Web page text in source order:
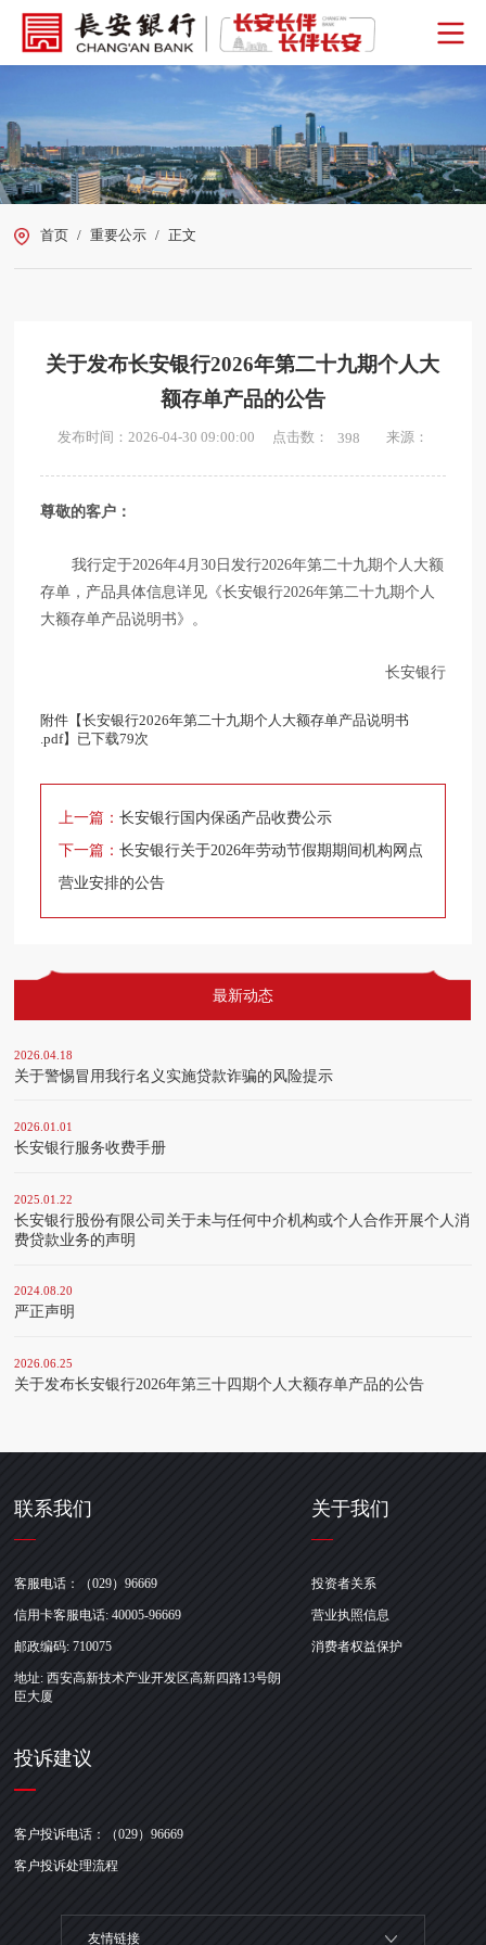
首页 / 重要公示 / 正文
关于发布长安银行2026年第二十九期个人大
额存单产品的公告
发布时间：2026-04-30 09:00:00 点击数： 398 来源：
尊敬的客户：
我行定于2026年4月30日发行2026年第二十九期个人大额
存单，产品具体信息详见《长安银行2026年第二十九期个人
大额存单产品说明书》。
长安银行
附件【长安银行2026年第二十九期个人大额存单产品说明书
.pdf】已下载79次
上一篇：长安银行国内保函产品收费公示
下一篇：长安银行关于2026年劳动节假期期间机构网点
营业安排的公告
最新动态
2026.04.18
关于警惕冒用我行名义实施贷款诈骗的风险提示
2026.01.01
长安银行服务收费手册
2025.01.22
长安银行股份有限公司关于未与任何中介机构或个人合作开展个人消
费贷款业务的声明
2024.08.20
严正声明
2026.06.25
关于发布长安银行2026年第三十四期个人大额存单产品的公告
联系我们
客服电话：（029）96669
信用卡客服电话: 40005-96669
邮政编码: 710075
地址: 西安高新技术产业开发区高新四路13号朗
臣大厦
关于我们
投资者关系
营业执照信息
消费者权益保护
投诉建议
客户投诉电话：（029）96669
客户投诉处理流程
友情链接